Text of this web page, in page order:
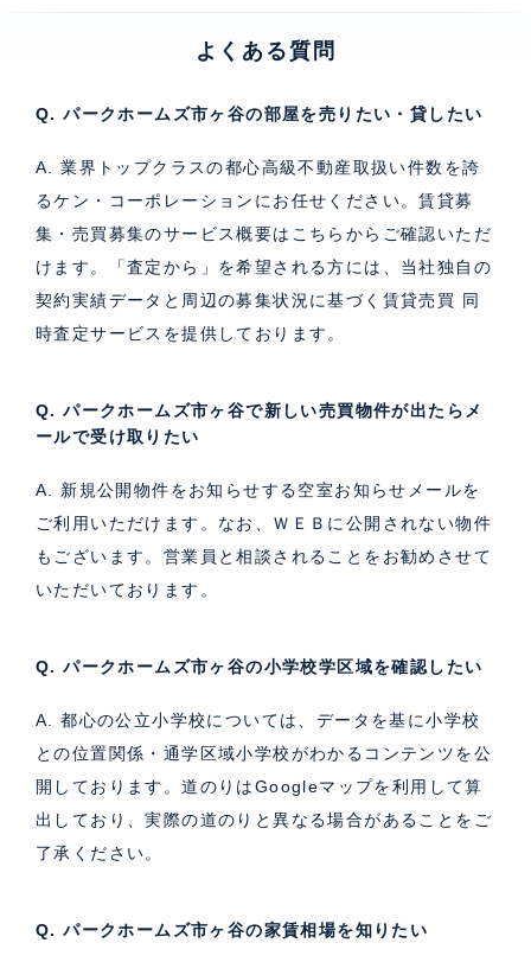
よくある質問
Q. パークホームズ市ヶ谷の部屋を売りたい・貸したい
A. 業界トップクラスの都心高級不動産取扱い件数を誇
るケン・コーポレーションにお任せください。賃貸募
集・売買募集のサービス概要はこちら からご確認いただ
けます。「査定から」を希望される方には、当社独自の
契約実績データと周辺の募集状況に基づく 賃貸売買 同
時査定サービス を提供しております。
Q. パークホームズ市ヶ谷で新しい売買物件が出たらメ
ールで受け取りたい
A. 新規公開物件をお知らせする空室お知らせメールを
ご利用いただけます。なお、ＷＥＢに公開されない物件
もございます。営業員と相談されることをお勧めさせて
いただいております。
Q. パークホームズ市ヶ谷の小学校学区域を確認したい
A. 都心の公立小学校については、データを基に小学校
との位置関係・通学区域小学校がわかるコンテンツを公
開しております。道のりはGoogleマップを利用して算
出しており、実際の道のりと異なる場合があることをご
了承ください。
Q. パークホームズ市ヶ谷の家賃相場を知りたい